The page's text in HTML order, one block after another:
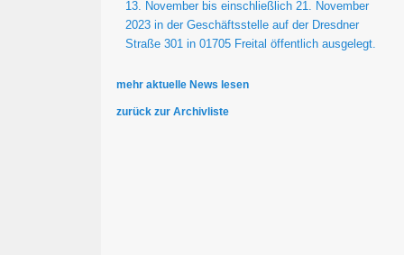
13. November bis einschließlich 21. November
2023 in der Geschäftsstelle auf der Dresdner
Straße 301 in 01705 Freital öffentlich ausgelegt.
mehr aktuelle News lesen
zurück zur Archivliste